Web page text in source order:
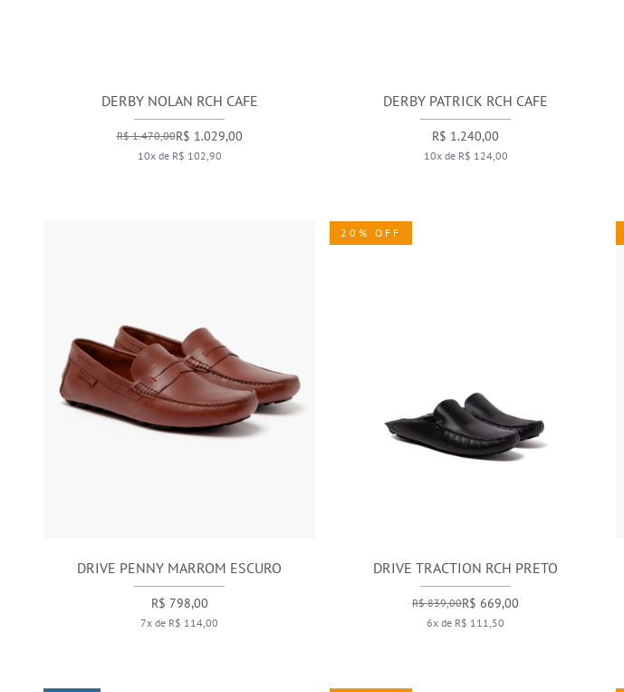
DERBY NOLAN RCH CAFE
R$ 1.470,00R$ 1.029,00
10x de R$ 102,90
DERBY PATRICK RCH CAFE
R$ 1.240,00
10x de R$ 124,00
DRIVE PENNY MARROM ESCURO
R$ 798,00
7x de R$ 114,00
DRIVE TRACTION RCH PRETO
R$ 839,00R$ 669,00
6x de R$ 111,50
20% OFF